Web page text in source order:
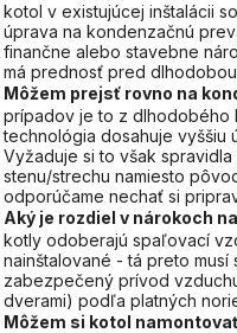
kotol v existujúcej inštalácii
úprava na kondenzačnú
finančne alebo stavebne
má prednosť pred
Môžem prejsť rovno na
prípadov je to z dlhodobého
technológia dosahuje vyššiu
Vyžaduje si to však
stenu/strechu namiesto
odporúčame nechať si
Aký je rozdiel v nárokoch
kotly odoberajú spaľovací
nainštalované - tá preto musí
zabezpečený prívod
dverami) podľa platných
Môžem si kotol